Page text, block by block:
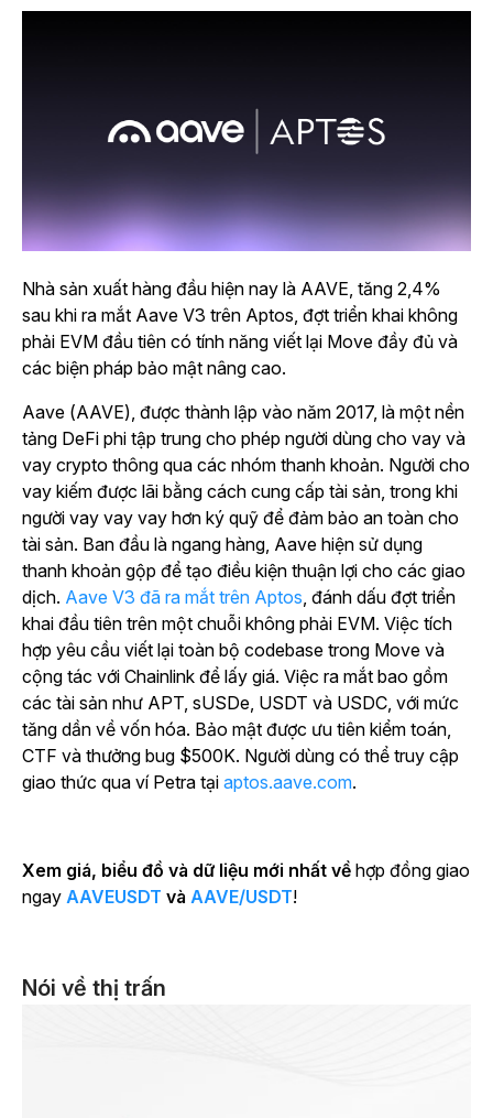
Nhà sản xuất hàng đầu hiện nay là AAVE, tăng 2,4%
sau khi ra mắt Aave V3 trên Aptos, đợt triển khai không
phải EVM đầu tiên có tính năng viết lại Move đầy đủ và
các biện pháp bảo mật nâng cao.
Aave (AAVE), được thành lập vào năm 2017, là một nền
tảng DeFi phi tập trung cho phép người dùng cho vay và
vay crypto thông qua các nhóm thanh khoản. Người cho
vay kiếm được lãi bằng cách cung cấp tài sản, trong khi
người vay vay vay hơn ký quỹ để đảm bảo an toàn cho
tài sản. Ban đầu là ngang hàng, Aave hiện sử dụng
thanh khoản gộp để tạo điều kiện thuận lợi cho các giao
dịch. Aave V3 đã ra mắt trên Aptos, đánh dấu đợt triển
khai đầu tiên trên một chuỗi không phải EVM. Việc tích
hợp yêu cầu viết lại toàn bộ codebase trong Move và
cộng tác với Chainlink để lấy giá. Việc ra mắt bao gồm
các tài sản như APT, sUSDe, USDT và USDC, với mức
tăng dần về vốn hóa. Bảo mật được ưu tiên kiểm toán,
CTF và thưởng bug $500K. Người dùng có thể truy cập
giao thức qua ví Petra tại aptos.aave.com.
Xem giá, biểu đồ và dữ liệu mới nhất về hợp đồng giao
ngay AAVEUSDT và AAVE/USDT!
Nói về thị trấn